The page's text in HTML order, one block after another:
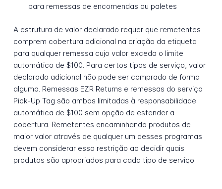
para remessas de encomendas ou paletes
A estrutura de valor declarado requer que remetentes
comprem cobertura adicional na criação da etiqueta
para qualquer remessa cujo valor exceda o limite
automático de $100. Para certos tipos de serviço, valor
declarado adicional não pode ser comprado de forma
alguma. Remessas EZR Returns e remessas do serviço
Pick-Up Tag são ambas limitadas à responsabilidade
automática de $100 sem opção de estender a
cobertura. Remetentes encaminhando produtos de
maior valor através de qualquer um desses programas
devem considerar essa restrição ao decidir quais
produtos são apropriados para cada tipo de serviço.